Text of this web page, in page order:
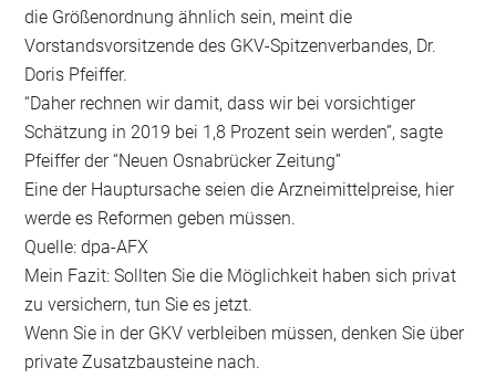
die Größenordnung ähnlich sein, meint die
Vorstandsvorsitzende des GKV-Spitzenverbandes, Dr.
Doris Pfeiffer.
“Daher rechnen wir damit, dass wir bei vorsichtiger
Schätzung in 2019 bei 1,8 Prozent sein werden”, sagte
Pfeiffer der “Neuen Osnabrücker Zeitung”
Eine der Hauptursache seien die Arzneimittelpreise, hier
werde es Reformen geben müssen.
Quelle: dpa-AFX
Mein Fazit: Sollten Sie die Möglichkeit haben sich privat
zu versichern, tun Sie es jetzt.
Wenn Sie in der GKV verbleiben müssen, denken Sie über
private Zusatzbausteine nach.